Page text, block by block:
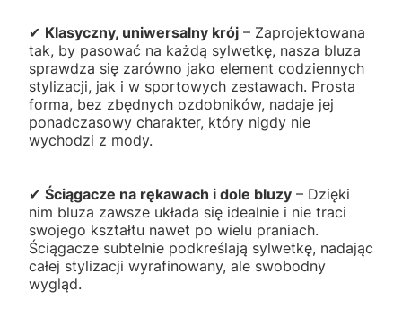
✔ Klasyczny, uniwersalny krój – Zaprojektowana
tak, by pasować na każdą sylwetkę, nasza bluza
sprawdza się zarówno jako element codziennych
stylizacji, jak i w sportowych zestawach. Prosta
forma, bez zbędnych ozdobników, nadaje jej
ponadczasowy charakter, który nigdy nie
wychodzi z mody.
✔ Ściągacze na rękawach i dole bluzy – Dzięki
nim bluza zawsze układa się idealnie i nie traci
swojego kształtu nawet po wielu praniach.
Ściągacze subtelnie podkreślają sylwetkę, nadając
całej stylizacji wyrafinowany, ale swobodny
wygląd.